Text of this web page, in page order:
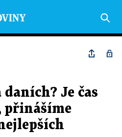
Je čas
přinášíme